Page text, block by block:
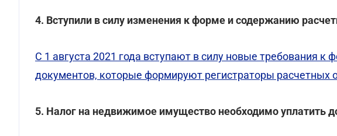
4. Вступили в силу изменения к форме и содержанию
С 1 августа 2021 года вступают в силу новые требования
документов, которые формируют регистраторы расчетных
5. Налог на недвижимое имущество необходимо уплатить